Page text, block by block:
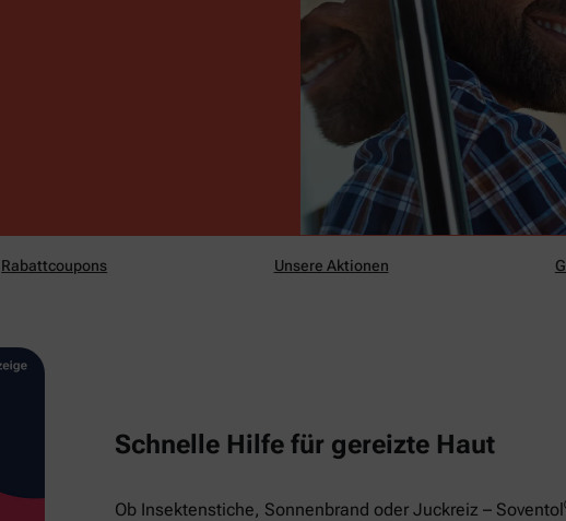
Rabattcoupons Unsere Aktionen
Schnelle Hilfe für gereizte Haut
Ob Insektenstiche, Sonnenbrand oder Juckreiz – Soventol